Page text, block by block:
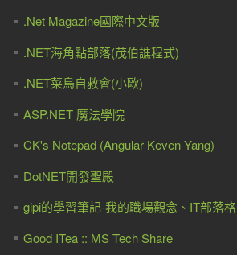
.Net Magazine國際中文版
.NET海角點部落(茂伯譙程式)
.NET菜鳥自救會(小歐)
ASP.NET 魔法學院
CK's Notepad (Angular Keven Yang)
DotNET開發聖殿
gipi的學習筆記-我的職場觀念、IT部落格
Good ITea :: MS Tech Share